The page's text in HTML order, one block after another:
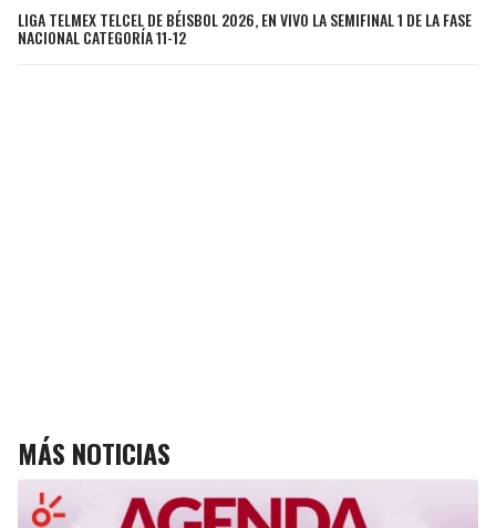
LIGA TELMEX TELCEL DE BÉISBOL 2026, EN VIVO LA SEMIFINAL 1 DE LA FASE
NACIONAL CATEGORÍA 11-12
MÁS NOTICIAS